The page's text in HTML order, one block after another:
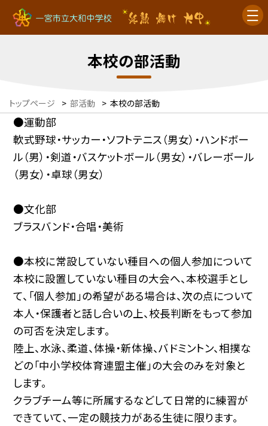
本校の部活動
トップページ > 部活動 > 本校の部活動
●運動部
軟式野球・サッカー・ソフトテニス（男女）・ハンドボー
ル（男）・剣道・バスケットボール（男女）・バレーボール
（男女）・卓球（男女）
●文化部
ブラスバンド・合唱・美術
●本校に常設していない種目への個人参加について
本校に設置していない種目の大会へ、本校選手とし
て、「個人参加」の希望がある場合は、次の点について
本人・保護者と話し合いの上、校長判断をもって参加
の可否を決定します。
陸上、水泳、柔道、体操・新体操、バドミントン、相撲な
どの「中小学校体育連盟主催」の大会のみを対象と
します。
クラブチーム等に所属するなどして日常的に練習が
できていて、一定の競技力がある生徒に限ります。